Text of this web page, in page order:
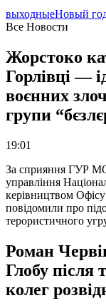
выходныеНовый
Все Новости
Жорстоко
Горлівці —
воєнних
групи
19:01
За сприяння ГУР МО
управління
керівництвом
повідомили про
терористичного
Роман
Глобу після
колег